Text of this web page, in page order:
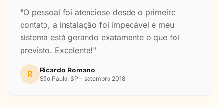
"O pessoal foi atencioso desde o primeiro
contato, a instalação foi impecável e meu
sistema está gerando exatamente o que foi
previsto. Excelente!"
R Ricardo Romano
São Paulo, SP - setembro 2018